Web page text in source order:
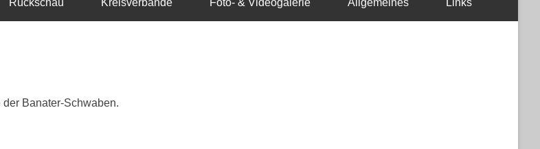
Rückschau Kreisverbände Foto- & Videogalerie Allgemeines Links
der Banater-Schwaben.